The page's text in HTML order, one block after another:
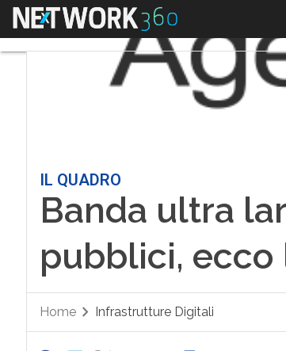
Menu
IL QUADRO
Banda ultra
pubblici, ecco
Home Infrastrutture Digitali